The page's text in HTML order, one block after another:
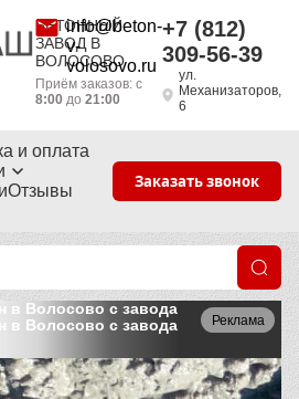
БЕТОННЫЙ
ЗАВОД В
ВОЛОСОВО
info@beton-
v-
volosovo.ru
Приём заказов: с
8:00 до 21:00
+7 (812)
309-56-39
ул.
Механизаторов,
6
и оплата
Отзывы
Заказать звонок
Реклама
в Волосово с завода
в Волосово с завода